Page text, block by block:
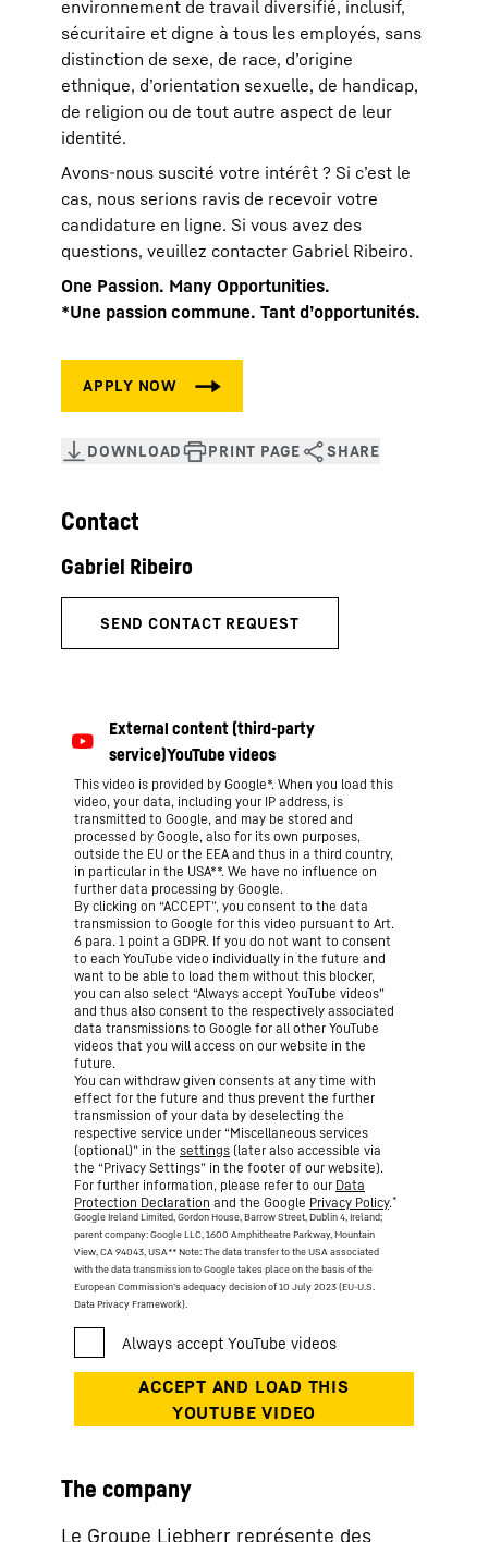
environnement de travail diversifié, inclusif,
sécuritaire et digne à tous les employés, sans
distinction de sexe, de race, d’origine
ethnique, d’orientation sexuelle, de handicap,
de religion ou de tout autre aspect de leur
identité.
Avons-nous suscité votre intérêt ? Si c’est le
cas, nous serions ravis de recevoir votre
candidature en ligne. Si vous avez des
questions, veuillez contacter Gabriel Ribeiro.
One Passion. Many Opportunities.
*Une passion commune. Tant d’opportunités.
This video is provided by Google*. When you load this
video, your data, including your IP address, is
transmitted to Google, and may be stored and
processed by Google, also for its own purposes,
outside the EU or the EEA and thus in a third country,
in particular in the USA**. We have no influence on
further data processing by Google.
By clicking on “ACCEPT”, you consent to the data
transmission to Google for this video pursuant to Art.
6 para. 1 point a GDPR. If you do not want to consent
to each YouTube video individually in the future and
want to be able to load them without this blocker,
you can also select “Always accept YouTube videos”
and thus also consent to the respectively associated
data transmissions to Google for all other YouTube
videos that you will access on our website in the
future.
You can withdraw given consents at any time with
effect for the future and thus prevent the further
transmission of your data by deselecting the
respective service under “Miscellaneous services
(optional)” in the settings (later also accessible via
the “Privacy Settings” in the footer of our website).
For further information, please refer to our Data
Protection Declaration and the Google Privacy Policy.*
Google Ireland Limited, Gordon House, Barrow Street, Dublin 4, Ireland;
parent company: Google LLC, 1600 Amphitheatre Parkway, Mountain
View, CA 94043, USA** Note: The data transfer to the USA associated
with the data transmission to Google takes place on the basis of the
European Commission’s adequacy decision of 10 July 2023 (EU-U.S.
Data Privacy Framework).
The company
Le Groupe Liebherr représente des
Contact